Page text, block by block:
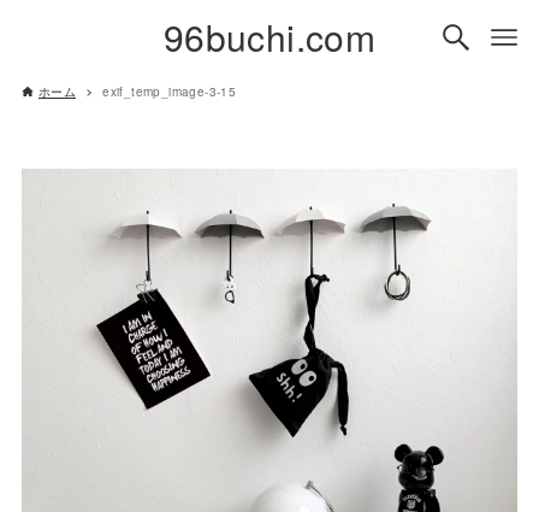
96buchi.com
ホーム exif_temp_image-3-15